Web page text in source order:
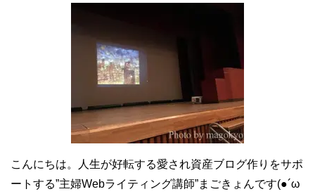
こんにちは。人生が好転する愛され資産ブログ作りをサポ
ートする”主婦Webライティング講師”まごきょんです(●´ω